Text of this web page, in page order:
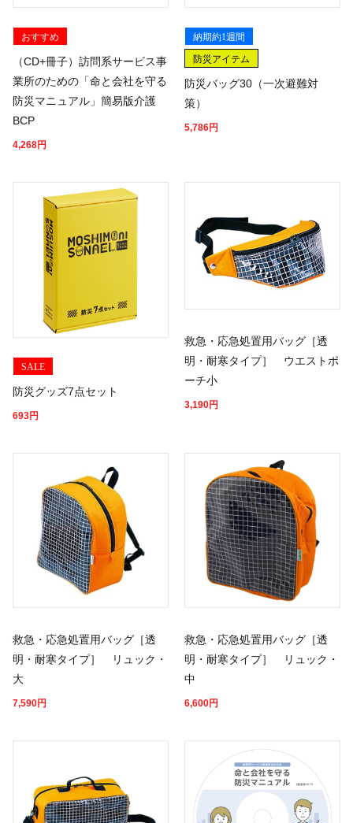
おすすめ
（CD+冊子）訪問系サービス事
業所のための「命と会社を守る
防災マニュアル」簡易版介護
BCP
4,268円
納期約1週間
防災アイテム
防災バッグ30（一次避難対
策）
5,786円
SALE
防災グッズ7点セット
693円
救急・応急処置用バッグ［透
明・耐寒タイプ］ ウエストポ
ーチ小
3,190円
救急・応急処置用バッグ［透
明・耐寒タイプ］ リュック・
大
7,590円
救急・応急処置用バッグ［透
明・耐寒タイプ］ リュック・
中
6,600円